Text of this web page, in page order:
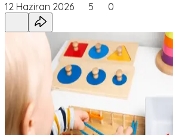
12 Haziran 2026 5 0